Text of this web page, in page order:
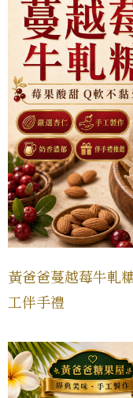
黃爸爸蔓越莓牛軋
工伴手禮